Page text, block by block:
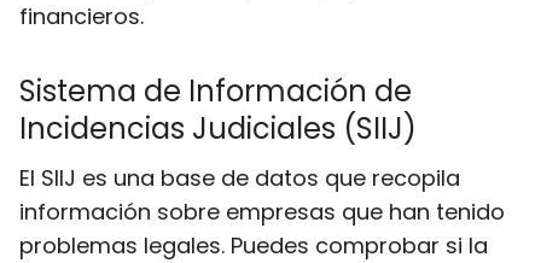
financieros.
Sistema de Información de
Incidencias Judiciales (SIIJ)
El SIIJ es una base de datos que recopila
información sobre empresas que han tenido
problemas legales. Puedes comprobar si la